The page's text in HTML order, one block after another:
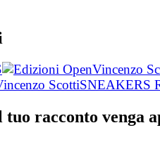
Vincenzo
ScottiSNEAKERS
tuo racconto venga